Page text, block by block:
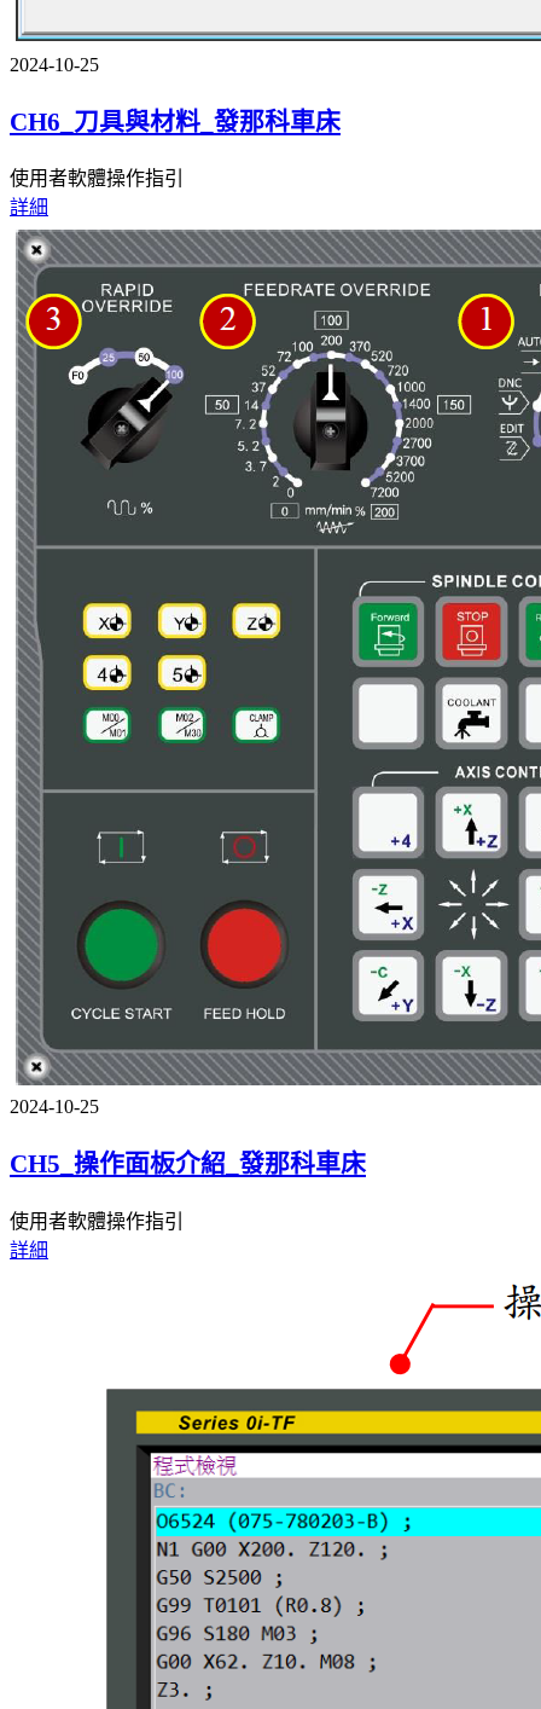
2024-10-25
CH6_刀具與材料_發那科車床
使用者軟體操作指引
詳細
2024-10-25
CH5_操作面板介紹_發那科車床
使用者軟體操作指引
詳細